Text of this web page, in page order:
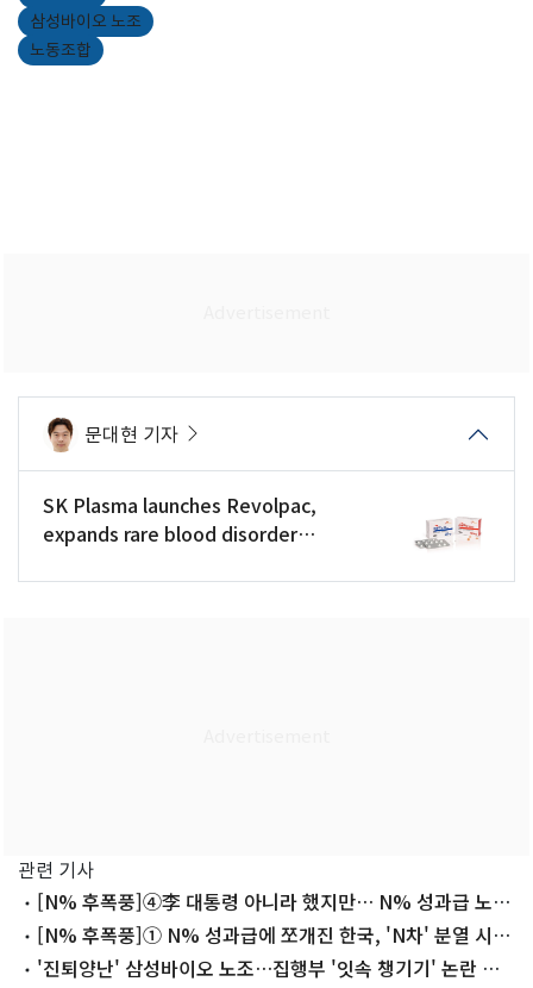
삼성바이오 노조
노동조합
문대현 기자
SK Plasma launches Revolpac,
expands rare blood disorder
관련 기사
[N% 후폭풍]④李 대통령 아니라 했지만… N% 성과급 노사
'동상이몽'
[N% 후폭풍]① N% 성과급에 쪼개진 한국, 'N차' 분열 시작
됐다'진퇴양난' 삼성바이오 노조…집행부 '잇속 챙기기' 논란 등